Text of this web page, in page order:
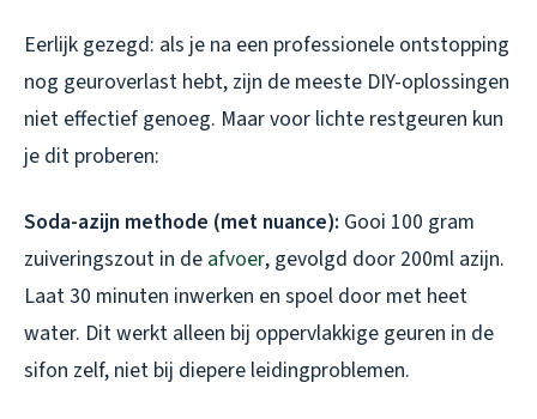
Eerlijk gezegd: als je na een professionele ontstopping
nog geuroverlast hebt, zijn de meeste DIY-oplossingen
niet effectief genoeg. Maar voor lichte restgeuren kun
je dit proberen:
Soda-azijn methode (met nuance): Gooi 100 gram
zuiveringszout in de afvoer, gevolgd door 200ml azijn.
Laat 30 minuten inwerken en spoel door met heet
water. Dit werkt alleen bij oppervlakkige geuren in de
sifon zelf, niet bij diepere leidingproblemen.